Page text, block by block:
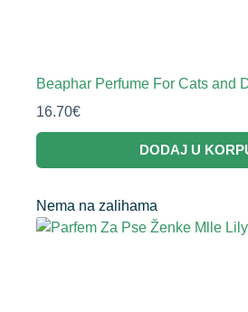
Beaphar Perfume For Cats and
16.70€
DODAJ U
Nema na zalihama